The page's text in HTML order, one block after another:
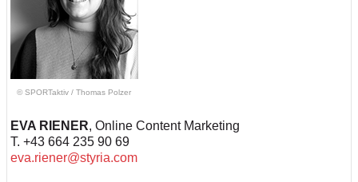
© SPORTaktiv / Thomas Polzer
EVA RIENER, Online Content Marketing
T. +43 664 235 90 69
eva.riener@styria.com